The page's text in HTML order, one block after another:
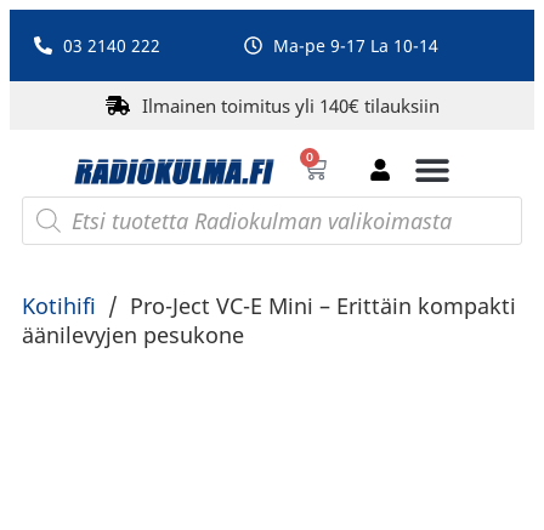
03 2140 222 Ma-pe 9-17 La 10-14
Ilmainen toimitus yli 140€ tilauksiin
0
Kotihifi / Pro-Ject VC-E Mini – Erittäin kompakti
äänilevyjen pesukone